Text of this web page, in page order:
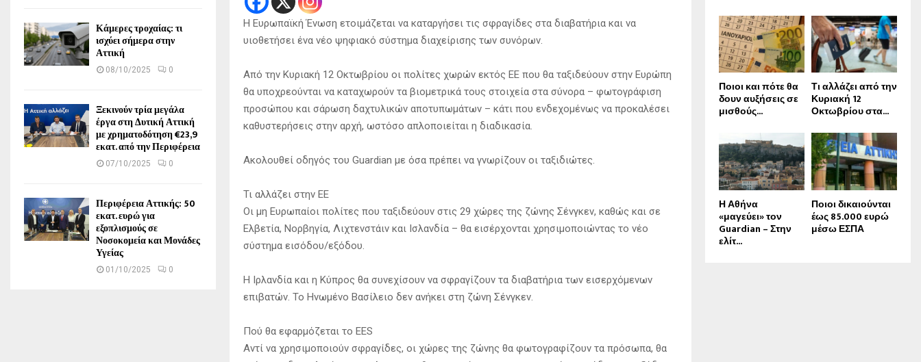
Η Ευρωπαϊκή Ένωση ετοιμάζεται να καταργήσει τις σφραγίδες στα διαβατήρια και να
υιοθετήσει ένα νέο ψηφιακό σύστημα διαχείρισης των συνόρων.
Από την Κυριακή 12 Οκτωβρίου οι πολίτες χωρών εκτός ΕΕ που θα ταξιδεύουν στην Ευρώπη
θα υποχρεούνται να καταχωρούν τα βιομετρικά τους στοιχεία στα σύνορα – φωτογράφιση
προσώπου και σάρωση δαχτυλικών αποτυπωμάτων – κάτι που ενδεχομένως να προκαλέσει
καθυστερήσεις στην αρχή, ωστόσο απλοποιείται η διαδικασία.
Ακολουθεί οδηγός του Guardian με όσα πρέπει να γνωρίζουν οι ταξιδιώτες.
Τι αλλάζει στην ΕΕ
Οι μη Ευρωπαίοι πολίτες που ταξιδεύουν στις 29 χώρες της ζώνης Σένγκεν, καθώς και σε
Ελβετία, Νορβηγία, Λιχτενστάιν και Ισλανδία – θα εισέρχονται χρησιμοποιώντας το νέο
σύστημα εισόδου/εξόδου.
Η Ιρλανδία και η Κύπρος θα συνεχίσουν να σφραγίζουν τα διαβατήρια των εισερχόμενων
επιβατών. Το Ηνωμένο Βασίλειο δεν ανήκει στη ζώνη Σένγκεν.
Πού θα εφαρμόζεται το EES
Αντί να χρησιμοποιούν σφραγίδες, οι χώρες της ζώνης θα φωτογραφίζουν τα πρόσωπα, θα
Κάμερες τροχαίας: τι
ισχύει σήμερα στην
Αττική
08/10/2025 0
Ξεκινούν τρία μεγάλα
έργα στη Δυτική Αττική
με χρηματοδότηση €23,9
εκατ. από την Περιφέρεια
07/10/2025 0
Περιφέρεια Αττικής: 50
εκατ. ευρώ για
εξοπλισμούς σε
Νοσοκομεία και Μονάδες
Υγείας
01/10/2025 0
Ποιοι και πότε θα
δουν αυξήσεις σε
μισθούς...
Τι αλλάζει από την
Κυριακή 12
Οκτωβρίου στα...
Η Αθήνα
«μαγεύει» τον
Guardian – Στην
ελίτ...
Ποιοι δικαιούνται
έως 85.000 ευρώ
μέσω ΕΣΠΑ